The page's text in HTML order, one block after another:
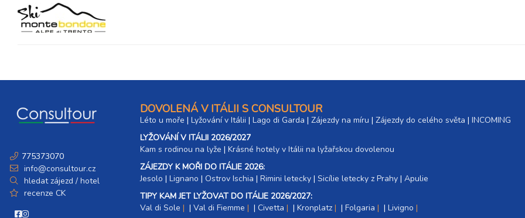
28.02. - 07.03.27
neděle - neděle
čtvrtek - neděle
neděle - středa
4 dny (3 noci)
07.03. - 11.03.27
5 dní (4 noci)
07.03. - 12.03.27
neděle - pátek
6 dní (5 nocí)
07.03. - 14.03.27
neděle - neděle
8 dní (7 nocí)
14.03. - 17.03.27
775373070
info@consultour.cz
hledat zájezd / hotel
recenze CK
DOVOLENÁ V ITÁLII S CONSULTOUR
Léto u moře | Lyžování v Itálii | Lago di Garda | Zájezdy na míru | Zájezdy do celého světa | INCOMING
LYŽOVÁNÍ V ITÁLII 2026/2027
Kam s rodinou na lyže |​ Krásné hotely v Itálii na lyžařskou dovolenou
ZÁJEZDY K MOŘI DO ITÁLIE 2026:
Jesolo | Lignano | Ostrov Ischia | Rimini letecky | Sicílie letecky z Prahy | Apulie
TIPY KAM JET LYŽOVAT DO ITÁLIE 2026/2027:
Val di Sole
| Val di Fiemme | Civetta | Kronplatz | Folgaria | Livigno